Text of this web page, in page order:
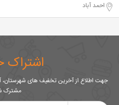
احمد آباد
اشتراک
جهت اطلاع از آخرین تخفیف های شهرستان،
مشترک